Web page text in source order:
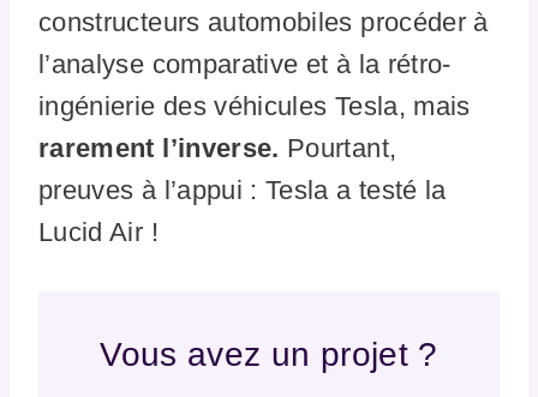
constructeurs automobiles procéder à
l’analyse comparative et à la rétro-
ingénierie des véhicules Tesla, mais
rarement l’inverse. Pourtant,
preuves à l’appui : Tesla a testé la
Lucid Air !
Vous avez un projet ?